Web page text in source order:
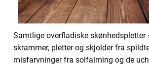
Samtlige overfladiske skønhedspletter
skrammer, pletter og skjolder fra
misfarvninger fra solfalming og de